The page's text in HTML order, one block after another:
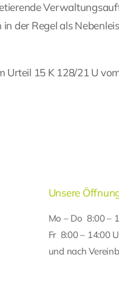
der Regel als
Urteil 15 K 128/21 U
Unsere
Mo – Do 8:00 –
Fr 8:00 – 14:00
und nach